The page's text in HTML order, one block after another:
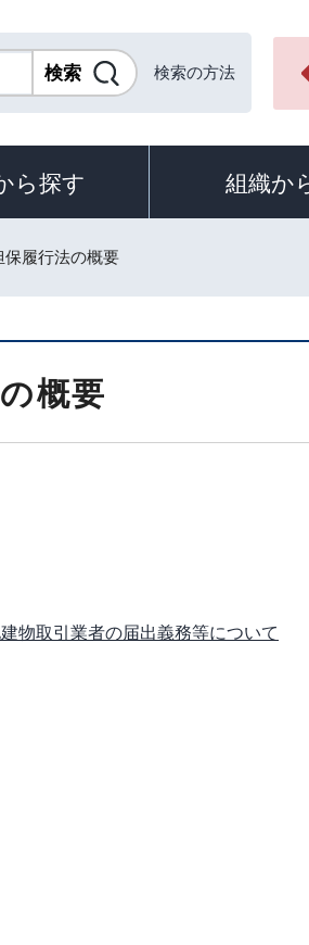
検索の方法
ら探す 組織か
保履行法の概要
概要
物取引業者の届出義務等について